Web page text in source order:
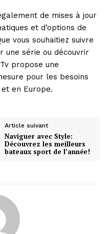
PRO
de mises à jour
et d’options de
vous souhaitiez suivre
une série ou découvrir
propose une
pour les besoins
en Europe.
Article suivant
Naviguer avec Style:
Découvrez les meilleurs
bateaux sport de l’année!